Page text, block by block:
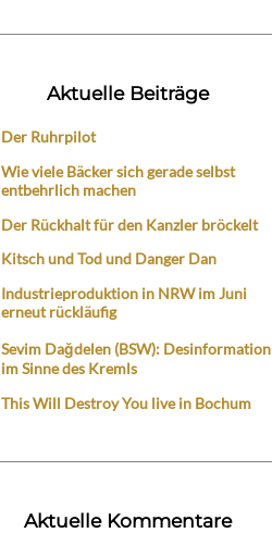
Aktuelle Beiträge
Der Ruhrpilot
Wie viele Bäcker sich gerade selbst
entbehrlich machen
Der Rückhalt für den Kanzler bröckelt
Kitsch und Tod und Danger Dan
Industrieproduktion in NRW im Juni
erneut rückläufig
Sevim Dağdelen (BSW): Desinformation
im Sinne des Kremls
This Will Destroy You live in Bochum
Aktuelle Kommentare